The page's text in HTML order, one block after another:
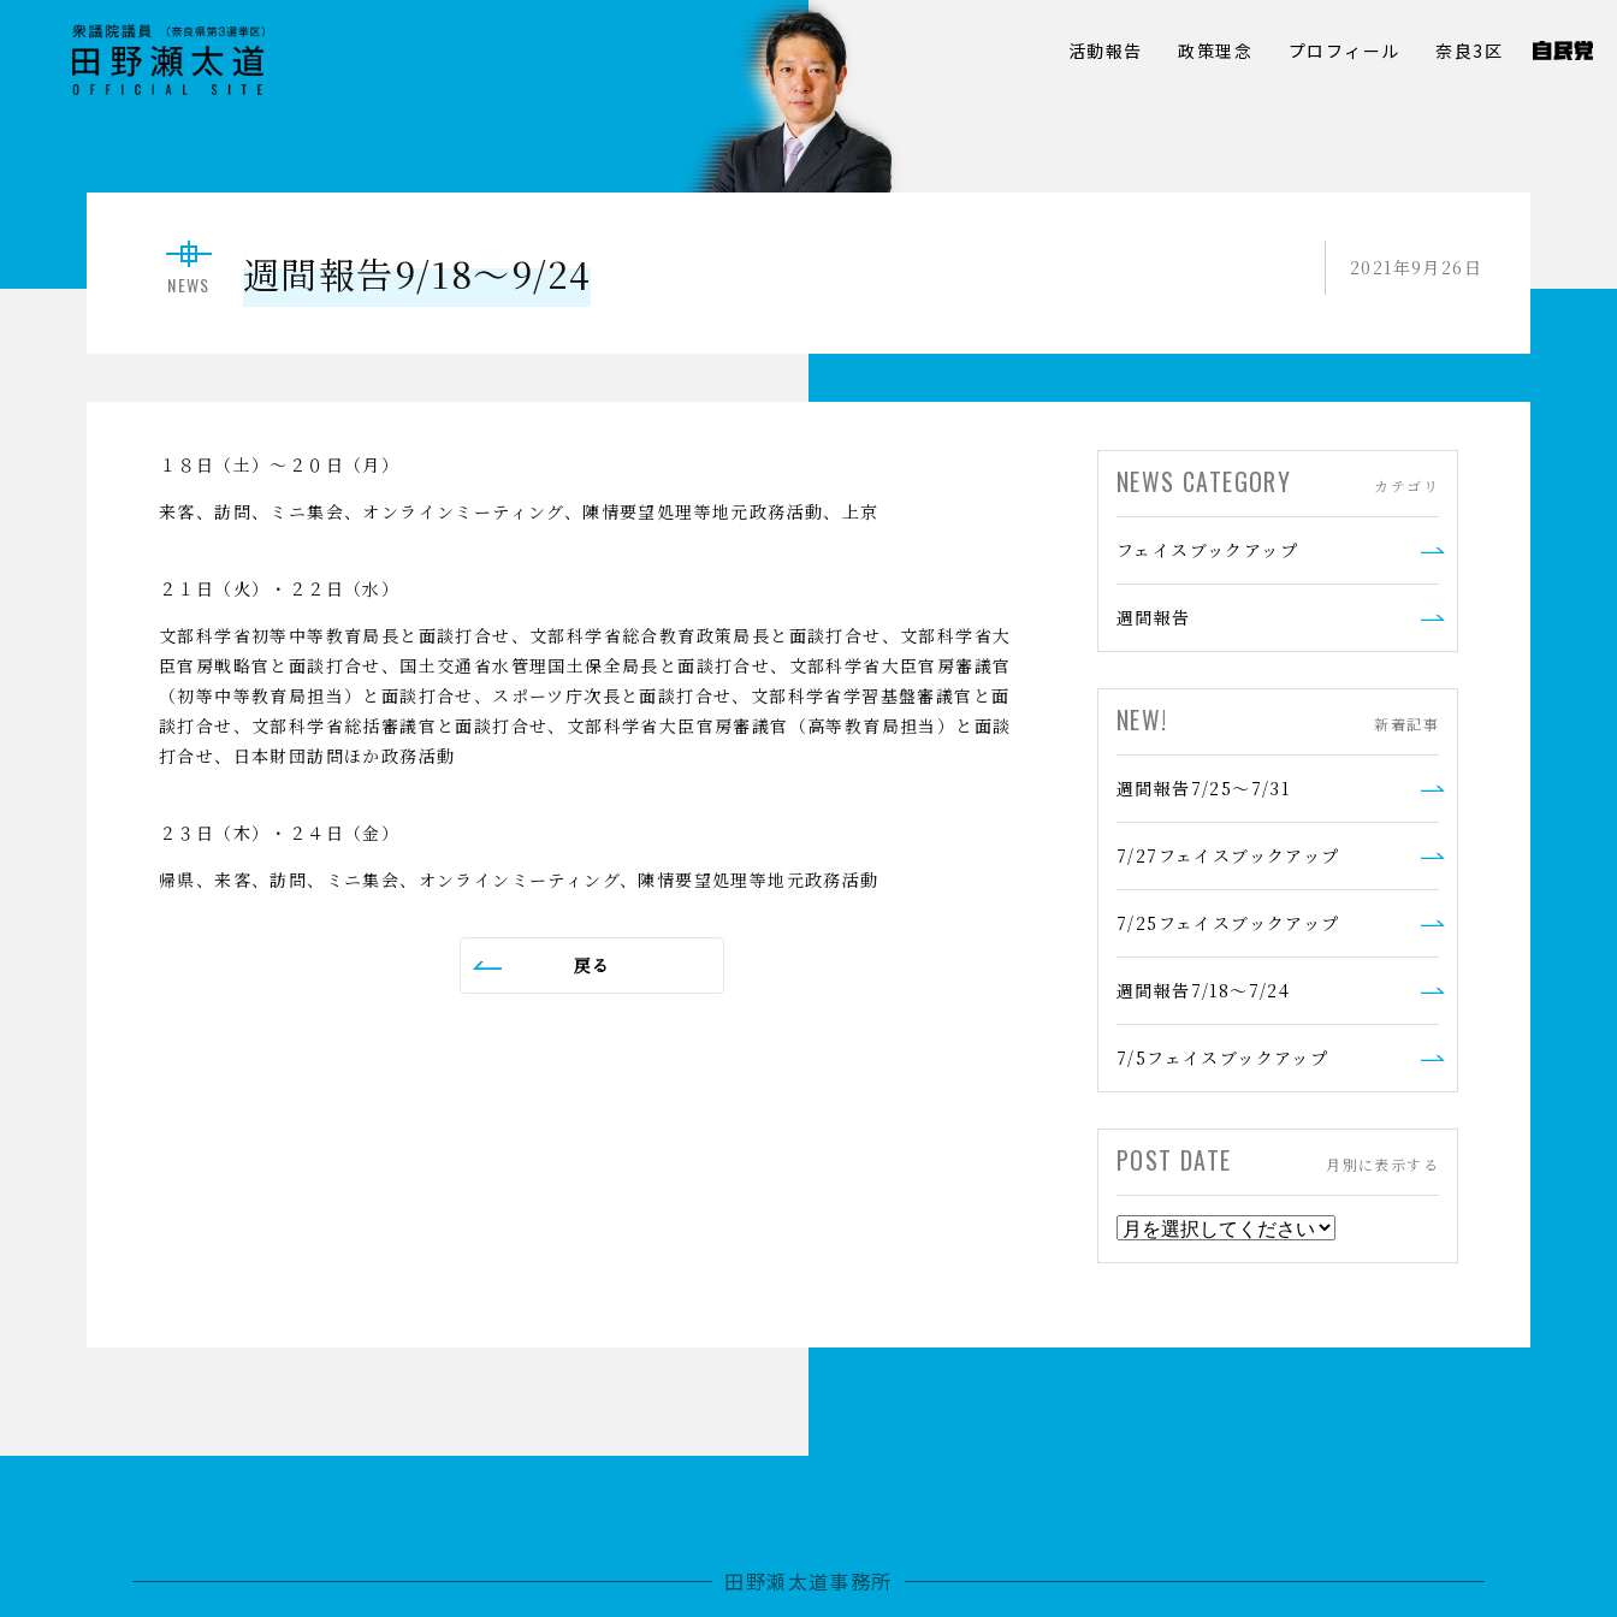
活動報告 政策理念 プロフィール 奈良3区
NEWS 週間報告9/18～9/24 2021年9月26日
１８日（土）～２０日（月）
来客、訪問、ミニ集会、オンラインミーティング、陳情要望処理等地元政務活動、上京
２１日（火）・２２日（水）
文部科学省初等中等教育局長と面談打合せ、文部科学省総合教育政策局長と面談打合せ、文部科学省大
臣官房戦略官と面談打合せ、国土交通省水管理国土保全局長と面談打合せ、文部科学省大臣官房審議官
（初等中等教育局担当）と面談打合せ、スポーツ庁次長と面談打合せ、文部科学省学習基盤審議官と面
談打合せ、文部科学省総括審議官と面談打合せ、文部科学省大臣官房審議官（高等教育局担当）と面談
打合せ、日本財団訪問ほか政務活動
２３日（木）・２４日（金）
帰県、来客、訪問、ミニ集会、オンラインミーティング、陳情要望処理等地元政務活動
戻る
NEWS CATEGORY カテゴリ
フェイスブックアップ
週間報告
NEW! 新着記事
週間報告7/25～7/31
7/27フェイスブックアップ
7/25フェイスブックアップ
週間報告7/18～7/24
7/5フェイスブックアップ
POST DATE 月別に表示する
田野瀬太道事務所